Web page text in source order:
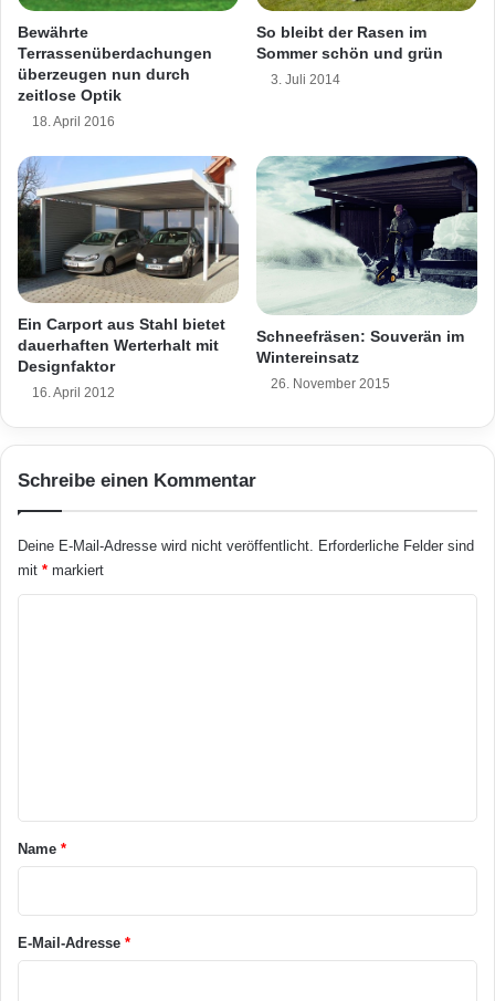
realisieren. Durch Noppen ist ein flucht- und
lotgerechtes Verarbeiten der „Argisol“-
Schalungselemente auch von Nicht-
Gewicht (Normalelement ca. 1,3 kg) der
unverfüllten Elemente erleichtert die schwere
Arbeit am Bau wesentlich. Selbstbauer werden
von den Fachleuten von Bewa in das System
eingewiesen und während der Bauphase
betreut. Weitere Informationen gibt es bei
Bewa GmbH, Grünstadter Straße 2, 67271
06359/81814, E-Mail: info@argisol-bewa.de
sowie unter www.argisol.de. HLC
Dämmung Gästebad
“
Ö
k
t
r
o
e
r
k
e
n
n
Bewährte
Terrassenüberdachungen
überzeugen nun durch
zeitlose Optik
18. April 2016
So bleibt der Rasen im
Sommer schön und grün
3. Juli 2014
Ein Carport aus Stahl bietet
dauerhaften Werterhalt mit
Designfaktor
16. April 2012
Schneefräsen: Souverän im
Wintereinsatz
26. November 2015
Schreibe einen Kommentar
Deine E-Mail-Adresse wird nicht veröffentlicht.
Erforderliche Felder sind
mit * markiert
aName *
E-Mail-Adresse *